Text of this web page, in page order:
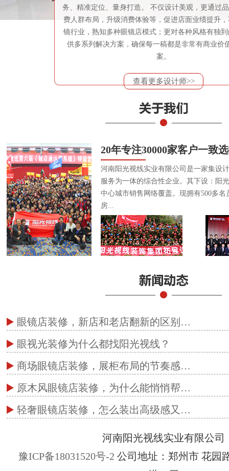
务、精准定位、量身打造。 不仅设计美观，更通过
费人群布局，升级消费体验等，促进店面业绩提升
镜行业，熟知多种眼镜店模式；更对各种风格有独
供多系列解决方案，确保每一稿都是非常有商业价
案。
查看更多设计师>>
20年专注30000家客户一致
河南阳光视线实业有限公司是一家集设
服务为一体的综合性企业。其下设：阳
中心城市销售网络覆盖。现拥有500多
房...
眼镜店装修，新店和老店翻新的区别…
眼视光装修为什么都找阳光视线？
商场眼镜店装修，展柜布局的节奏感…
原木风眼镜店装修，为什么能悄悄帮…
轻奢眼镜店装修，怎么装出高级感又…
河南阳光视线实业有限公司
豫ICP备18031520号-2 公司地址：郑州市 花园